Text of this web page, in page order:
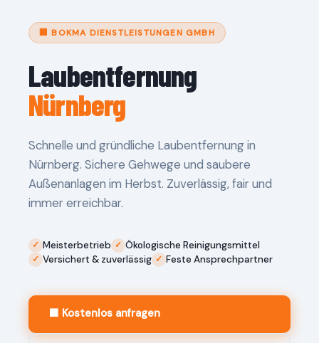
🏢 BOKMA DIENSTLEISTUNGEN GMBH
Laubentfernung
Nürnberg
Schnelle und gründliche Laubentfernung in
Nürnberg. Sichere Gehwege und saubere
Außenanlagen im Herbst. Zuverlässig, fair und
immer erreichbar.
Meisterbetrieb
Ökologische Reinigungsmittel
Versichert & zuverlässig
Feste Ansprechpartner
🟧 Kostenlos anfragen